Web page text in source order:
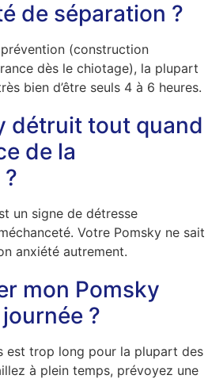
de séparation ?
(construction
dès le chiotage), la plupart
bien d’être seuls 4 à 6 heures.
détruit tout quand
de la
un signe de détresse
Votre Pomsky ne sait
anxiété autrement.
mon Pomsky
?
est trop long pour la plupart des
à plein temps, prévoyez une